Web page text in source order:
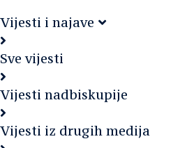
Vijesti i najave
Sve vijesti
Vijesti nadbiskupije
Vijesti iz drugih medija